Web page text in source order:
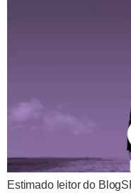
Estimado leitor do